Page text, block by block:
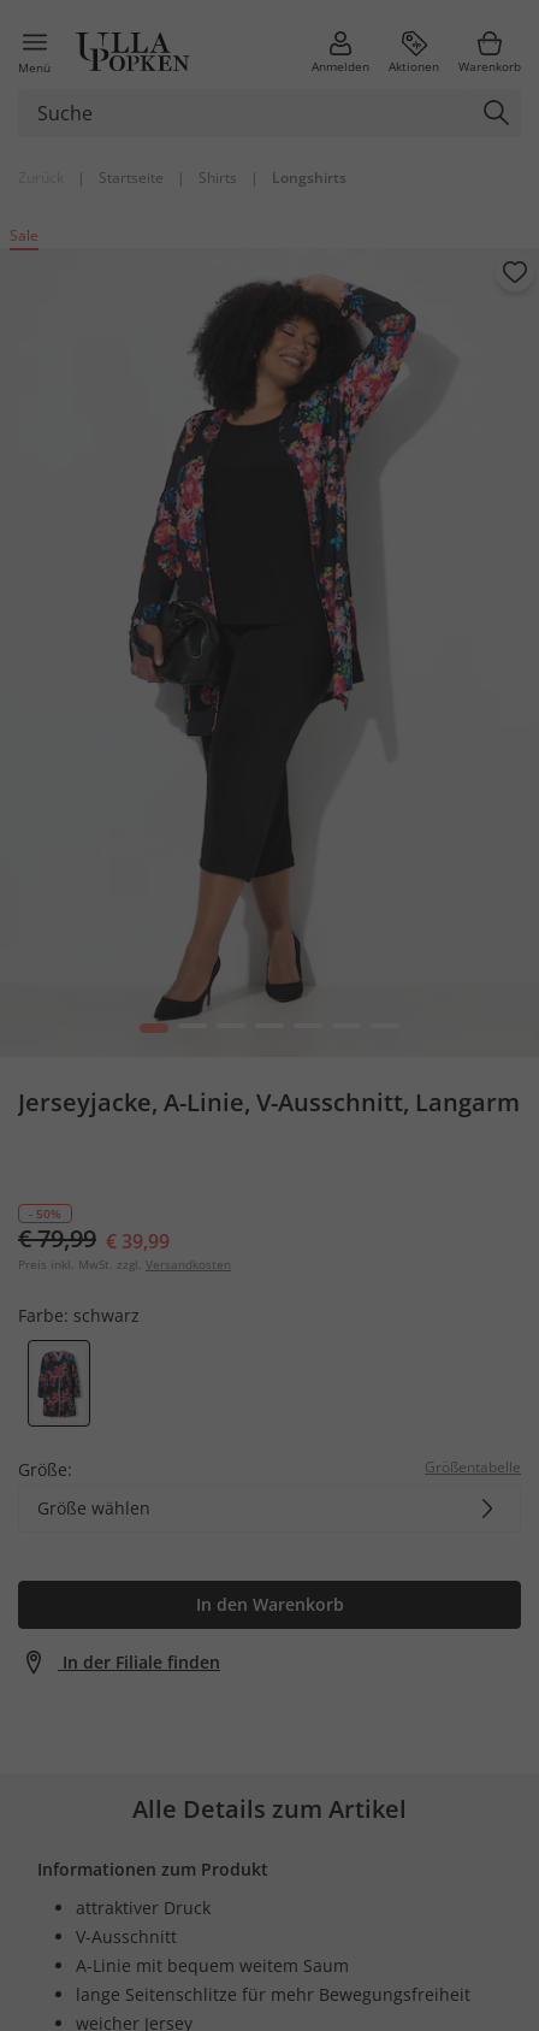
Menü Anmelden Aktionen Warenkorb
| Startseite | Shirts | Longshirts
Sale
1
Jerseyjacke, A-Linie, V-Ausschnitt, Langarm
- 50%
€ 79,99 € 39,99
Preis inkl. MwSt. zzgl. Versandkosten
Farbe: schwarz
Größe: Größentabelle
Größe wählen
In den Warenkorb
In der Filiale finden
Alle Details zum Artikel
Informationen zum Produkt
attraktiver Druck
V-Ausschnitt
A-Linie mit bequem weitem Saum
lange Seitenschlitze für mehr Bewegungsfreiheit
weicher Jersey